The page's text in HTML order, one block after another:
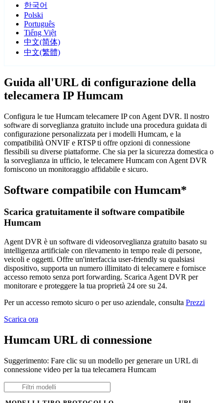
한국어
Polski
Português
Tiếng Việt
中文(简体)
中文(繁體)
Guida all'URL di configurazione della
telecamera IP Humcam
Configura le tue Humcam telecamere IP con Agent DVR. Il nostro
software di sorveglianza gratuito include una procedura guidata di
configurazione personalizzata per i modelli Humcam, e la
compatibilità ONVIF e RTSP ti offre opzioni di connessione
flessibili su diverse piattaforme. Che sia per la sicurezza domestica o
la sorveglianza in ufficio, le telecamere Humcam con Agent DVR
forniscono un monitoraggio affidabile e sicuro.
Software compatibile con Humcam*
Scarica gratuitamente il software compatibile
Humcam
Agent DVR è un software di videosorveglianza gratuito basato su
intelligenza artificiale con rilevamento in tempo reale di persone,
veicoli e oggetti. Offre un'interfaccia user-friendly su qualsiasi
dispositivo, supporta un numero illimitato di telecamere e fornisce
accesso remoto senza port forwarding. Scarica Agent DVR per
monitorare e proteggere la tua proprietà 24 ore su 24.
Per un accesso remoto sicuro o per uso aziendale, consulta Prezzi
Scarica ora
Humcam URL di connessione
Suggerimento: Fare clic su un modello per generare un URL di
connessione video per la tua telecamera Humcam